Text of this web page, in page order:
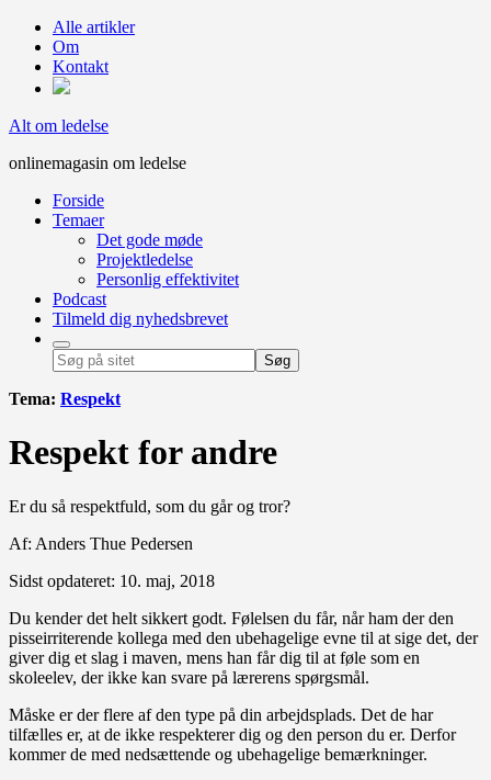
Alle artikler
Om
Kontakt
Alt om ledelse
onlinemagasin om ledelse
Forside
Temaer
Det gode møde
Projektledelse
Personlig effektivitet
Podcast
Tilmeld dig nyhedsbrevet
Tema: Respekt
Respekt for andre
Er du så respektfuld, som du går og tror?
Af: Anders Thue Pedersen
Sidst opdateret: 10. maj, 2018
Du kender det helt sikkert godt. Følelsen du får, når ham der den
pisseirriterende kollega med den ubehagelige evne til at sige det, der
giver dig et slag i maven, mens han får dig til at føle som en
skoleelev, der ikke kan svare på lærerens spørgsmål.
Måske er der flere af den type på din arbejdsplads. Det de har
tilfælles er, at de ikke respekterer dig og den person du er. Derfor
kommer de med nedsættende og ubehagelige bemærkninger.